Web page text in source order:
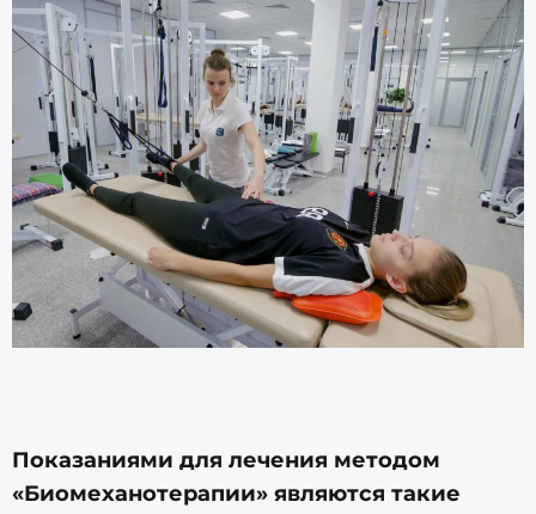
Показаниями для лечения методом
«Биомеханотерапии» являются такие